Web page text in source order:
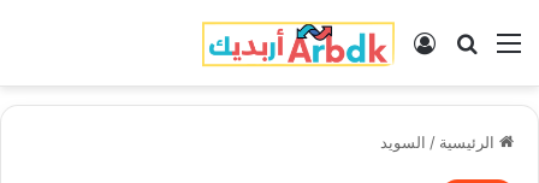
القائمة بحث عنتسجيل الدخول
الرئيسية / السويد